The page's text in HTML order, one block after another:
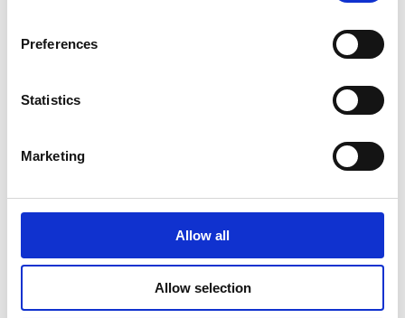
Preferences
Statistics
Marketing
Allow all
Allow selection
Suominen 1.12 trades
Viimeisimmät uutiset
7.8.2026
Suominen Oyj:n puolivuosikatsaus